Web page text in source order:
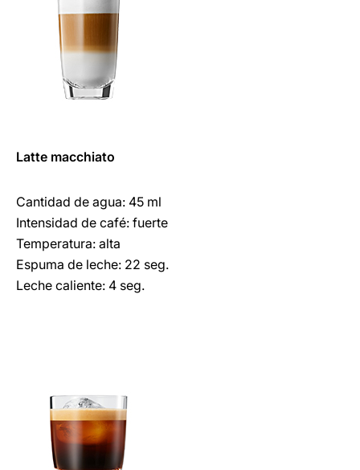
Latte macchiato
Cantidad de agua: 45 ml
Intensidad de café: fuerte
Temperatura: alta
Espuma de leche: 22 seg.
Leche caliente: 4 seg.